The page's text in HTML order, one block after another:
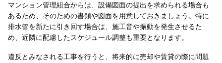
マンション管理組合からは、設備図面の提出を求められる場合も
あるため、そのための書類や図面を用意しておきましょう。特に
排水管を新たに引き回す場合は、施工音や振動を発生させるた
め、近隣に配慮したスケジュール調整も重要となります。
違反とみなされる工事を行うと、将来的に売却や賃貸の際に問題